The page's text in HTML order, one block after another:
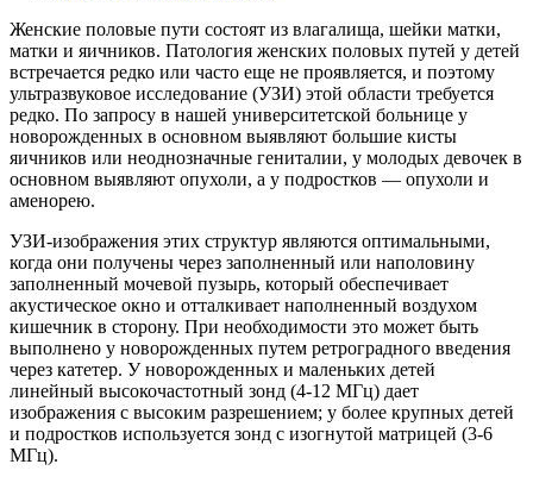
Женские половые пути состоят из влагалища, шейки матки,
матки и яичников. Патология женских половых путей у детей
встречается редко или часто еще не проявляется, и поэтому
ультразвуковое исследование (УЗИ) этой области требуется
редко. По запросу в нашей университетской больнице у
новорожденных в основном выявляют большие кисты
яичников или неоднозначные гениталии, у молодых девочек в
основном выявляют опухоли, а у подростков — опухоли и
аменорею.
УЗИ-изображения этих структур являются оптимальными,
когда они получены через заполненный или наполовину
заполненный мочевой пузырь, который обеспечивает
акустическое окно и отталкивает наполненный воздухом
кишечник в сторону. При необходимости это может быть
выполнено у новорожденных путем ретроградного введения
через катетер. У новорожденных и маленьких детей
линейный высокочастотный зонд (4-12 МГц) дает
изображения с высоким разрешением; у более крупных детей
и подростков используется зонд с изогнутой матрицей (3-6
МГц).